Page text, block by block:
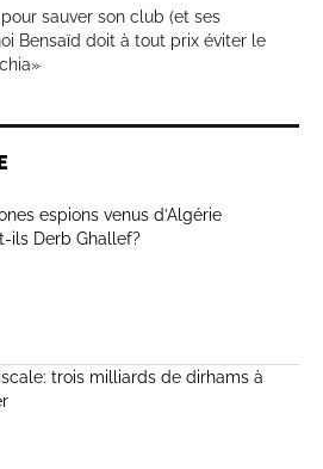
sauver son club (et ses
Bensaïd doit à tout prix éviter le
espions venus d’Algérie
ils Derb Ghallef?
trois milliards de dirhams à